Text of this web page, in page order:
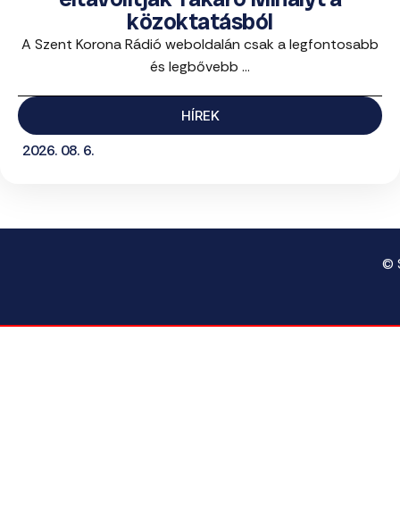
közoktatásból
A Szent Korona Rádió weboldalán csak a legfontosabb
és legbővebb ...
HÍREK
2026. 08. 6.
©